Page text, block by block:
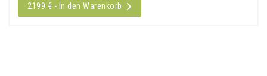
2199 € - In den Warenkorb